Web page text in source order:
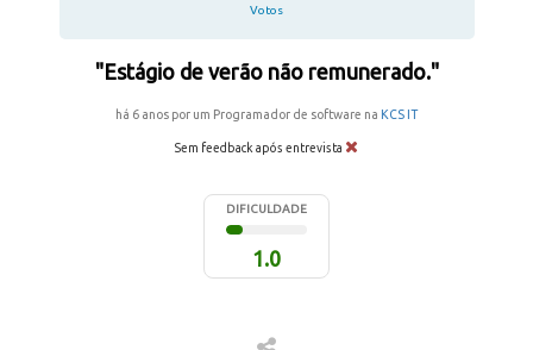
Votos
"Estágio de verão não remunerado."
há 6 anos por um Programador de software na KCS IT
Sem feedback após entrevista
DIFICULDADE
1.0